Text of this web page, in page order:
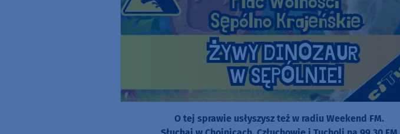
O tej sprawie usłyszysz też w radiu Weekend FM.